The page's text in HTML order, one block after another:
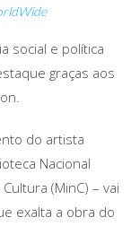
social e política
graças aos
do artista
Nacional
(MinC) – vai
exalta a obra do